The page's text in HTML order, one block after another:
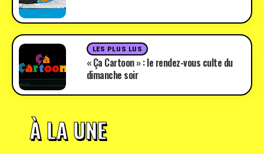
LES PLUS LUS
« Ça Cartoon » : le rendez-vous culte du
dimanche soir
À LA UNE